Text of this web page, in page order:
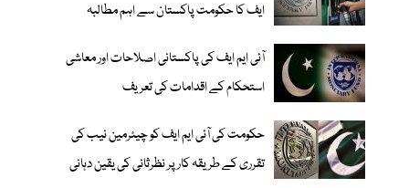
ایف کا حکومت پاکستان سے اہم مطالبہ
آئی ایم ایف کی پاکستانی اصلاحات اور معاشی
استحکام کے اقدامات کی تعریف
حکومت کی آئی ایم ایف کو چیئرمین نیب کی
تقرری کے طریقہ کار پر نظرثانی کی یقین دہانی